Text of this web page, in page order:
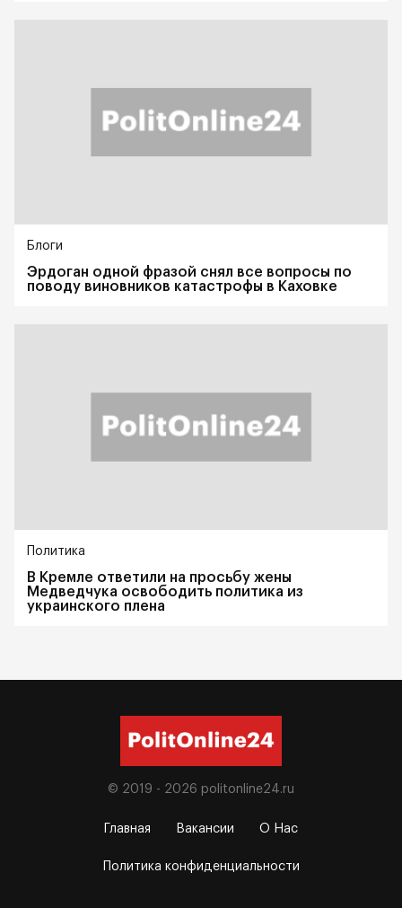
Блоги
Эрдоган одной фразой снял все вопросы по
поводу виновников катастрофы в Каховке
Политика
В Кремле ответили на просьбу жены
Медведчука освободить политика из
украинского плена
© 2019 - 2026 politonline24.ru
Главная Вакансии О Нас
Политика конфиденциальности